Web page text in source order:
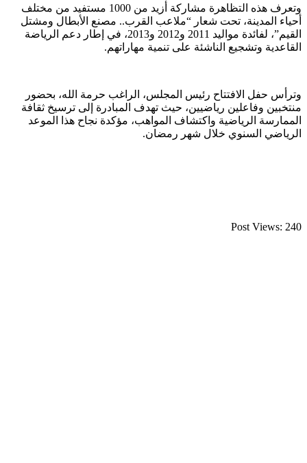
وتعرف هذه التظاهرة مشاركة أزيد من 1000 مستفيد من مختلف
أحياء المدينة، تحت شعار “ملاعب القرب.. مصنع الأبطال ومشتل
القيم”، لفائدة مواليد 2011 و2012 و2013، في إطار دعم الرياضة
القاعدية وتشجيع الناشئة على تنمية مهاراتهم.
وترأس حفل الافتتاح رئيس المجلس، الراغب حرمة الله، بحضور
منتخبين وفاعلين رياضيين، حيث تهدف المبادرة إلى ترسيخ ثقافة
الممارسة الرياضية واكتشاف المواهب، مؤكدة نجاح هذا الموعد
الرياضي السنوي خلال شهر رمضان.
Post Views: 240